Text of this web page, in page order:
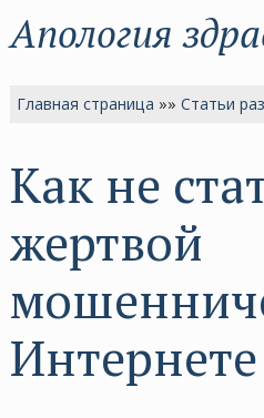
Апология
Главная страница »»Статьи
Как не
жертвой
Интернете